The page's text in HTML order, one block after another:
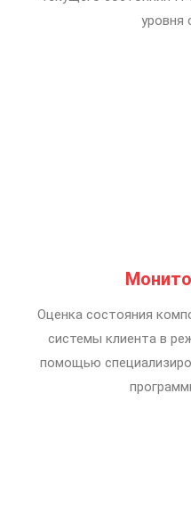
уровня
Оценка состояния
системы клиента в
помощью